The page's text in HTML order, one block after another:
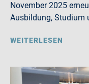
November 2025
Ausbildung, Studium
WEITERLESEN